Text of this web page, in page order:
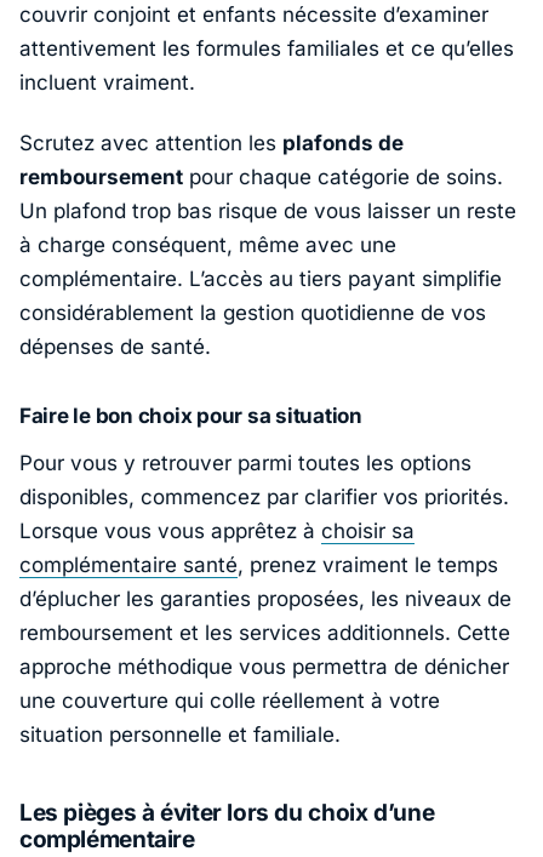
couvrir conjoint et enfants nécessite d’examiner
attentivement les formules familiales et ce qu’elles
incluent vraiment.
Scrutez avec attention les plafonds de
remboursement pour chaque catégorie de soins.
Un plafond trop bas risque de vous laisser un reste
à charge conséquent, même avec une
complémentaire. L’accès au tiers payant simplifie
considérablement la gestion quotidienne de vos
dépenses de santé.
Faire le bon choix pour sa situation
Pour vous y retrouver parmi toutes les options
disponibles, commencez par clarifier vos priorités.
Lorsque vous vous apprêtez à choisir sa
complémentaire santé, prenez vraiment le temps
d’éplucher les garanties proposées, les niveaux de
remboursement et les services additionnels. Cette
approche méthodique vous permettra de dénicher
une couverture qui colle réellement à votre
situation personnelle et familiale.
Les pièges à éviter lors du choix d’une
complémentaire